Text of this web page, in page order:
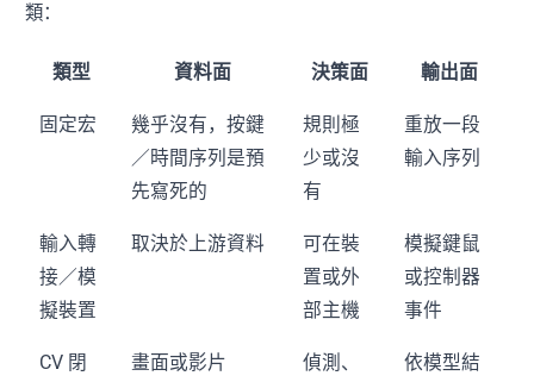
類：
類型 資料面 決策面 輸出面
固定宏
幾乎沒有，按鍵
／時間序列是預
先寫死的
規則極
少或沒
有
重放一段
輸入序列
輸入轉
接／模
擬裝置
取決於上游資料
可在裝
置或外
部主機
模擬鍵鼠
或控制器
事件
CV 閉
畫面或影片
偵測、
依模型結